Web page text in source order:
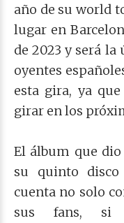
año de su world
lugar en
de 2023 y será
oyentes
esta gira, ya
girar en los
El álbum que
su quinto disco
cuenta no solo
sus fans, si